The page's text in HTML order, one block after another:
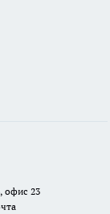
офис 23